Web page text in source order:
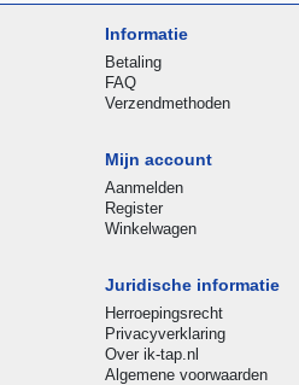
Informatie
Betaling
FAQ
Verzendmethoden
Mijn account
Aanmelden
Register
Winkelwagen
Juridische informatie
Herroepingsrecht
Privacyverklaring
Over ik-tap.nl
Algemene voorwaarden